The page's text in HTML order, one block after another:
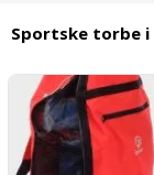
Sportske torbe i